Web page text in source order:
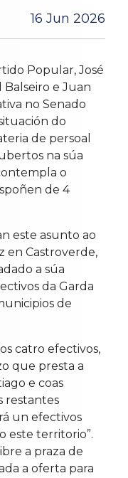
16 Jun 2026
Popular, José
Balseiro e Juan
no Senado
do
de persoal
na súa
o
de 4
este asunto ao
en Castroverde,
a súa
da Garda
de
catro efectivos,
que presta a
e coas
restantes
un efectivos
este territorio”.
a praza de
a oferta para